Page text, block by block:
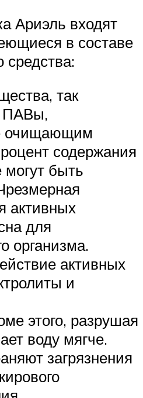
Ариэль входят
в составе
так
ПАВы,
очищающим
содержания
быть
активных
для
организма.
активных
и
этого, разрушая
воду мягче.
загрязнения